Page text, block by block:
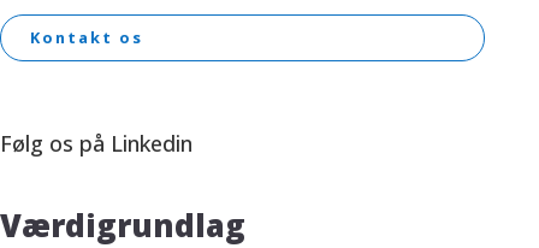
Værdigrundlag
Kontakt os
Følg os på Linkedin